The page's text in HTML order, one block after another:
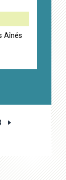
Aînés